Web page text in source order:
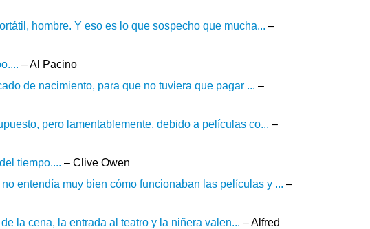
hombre. Y eso es lo que sospecho que mucha... –
– Al Pacino
de nacimiento, para que no tuviera que pagar ... –
pero lamentablemente, debido a películas co... –
tiempo.... – Clive Owen
entendía muy bien cómo funcionaban las películas y ... –
la cena, la entrada al teatro y la niñera valen... – Alfred